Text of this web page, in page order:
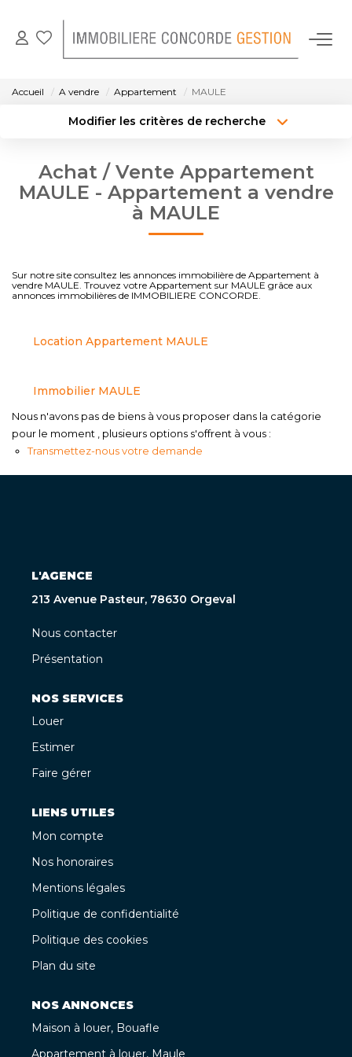
GESTION LOCATIVE
NOTRE AGENCE
CONTACT
Accueil A vendre Appartement MAULE
Modifier les critères de recherche
Surface min Budget max
Plus de critères Créer une alerte
Achat / Vente Appartement
MAULE - Appartement a vendre
à MAULE
Sur notre site consultez les annonces immobilière de Appartement à
vendre MAULE. Trouvez votre Appartement sur MAULE grâce aux
annonces immobilières de IMMOBILIERE CONCORDE.
Location Appartement MAULE
Immobilier MAULE
Nous n'avons pas de biens à vous proposer dans la catégorie
pour le moment , plusieurs options s'offrent à vous :
Transmettez-nous votre demande
L'AGENCE
213 Avenue Pasteur, 78630 Orgeval
Nous contacter
Présentation
NOS SERVICES
Louer
Estimer
Faire gérer
LIENS UTILES
Mon compte
Nos honoraires
Mentions légales
Politique de confidentialité
Politique des cookies
Plan du site
NOS ANNONCES
Maison à louer, Bouafle
Appartement à louer, Maule